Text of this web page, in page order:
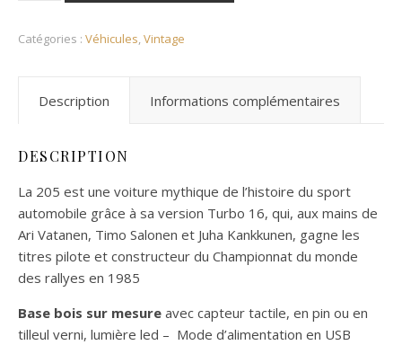
Catégories : Véhicules Vintage
Description Informations complémentaires
DESCRIPTION
La 205 est une voiture mythique de l’histoire du sport
automobile grâce à sa version Turbo 16, qui, aux mains de
Ari Vatanen, Timo Salonen et Juha Kankkunen, gagne les
titres pilote et constructeur du Championnat du monde
des rallyes en 1985
Base bois sur mesure avec capteur tactile, en pin ou en
tilleul verni, lumière led – Mode d’alimentation en USB